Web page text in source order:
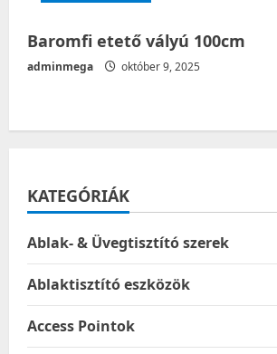
Baromfi etető vályú 100cm
adminmega október 9, 2025
KATEGÓRIÁK
Ablak- & Üvegtisztító szerek
Ablaktisztító eszközök
Access Pointok